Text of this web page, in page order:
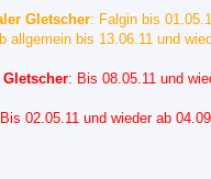
Gletscher: Falgin bis
allgemein bis 13.06.11 und
Gletscher: Bis 08.05.11 und
02.05.11 und wieder ab